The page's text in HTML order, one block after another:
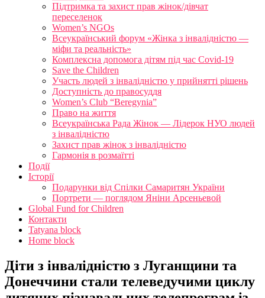
Підтримка та захист прав жінок/дівчат
переселенок
Women’s NGOs
Всеукраїнський форум «Жінка з інвалідністю —
міфи та реальність»
Комплексна допомога дітям під час Covid-19
Save the Children
Участь людей з інвалідністю у прийнятті рішень
Доступність до правосуддя
Women’s Club “Beregynia”
Право на життя
Всеукраїнська Рада Жінок — Лідерок НУО людей
з інвалідністю
Захист прав жінок з інвалідністю
Гармонія в розмаїтті
Події
Історії
Подарунки від Спілки Самаритян України
Портрети — поглядом Яніни Арсеньевой
Global Fund for Children
Контакти
Tatyana block
Home block
Діти з інвалідністю з Луганщини та
Донеччини стали телеведучими циклу